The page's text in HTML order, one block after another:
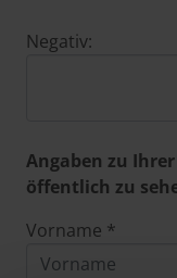
Negativ:
Angaben zu
öffentlich zu
Vorname *